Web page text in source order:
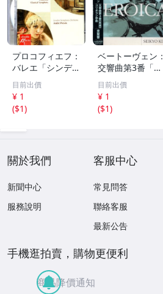
プロコフィエフ：
バレエ「シンデレ
ラ」、交響曲第1
番「古典」 アン
ドレ・プレヴィン
EMI 70
目前出價
¥ 1
($1)
ベートーヴェン：
交響曲第3番「英
雄」、コリオラン
序曲 金聖響 WA
RNER CLASSICS
224
目前出價
¥ 1
($1)
關於我們
新聞中心
服務說明
客服中心
常見問答
聯絡客服
最新公告
手機逛拍賣，購物更便利
商品降價通知